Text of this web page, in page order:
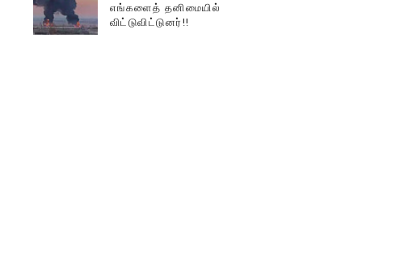
எங்களைத் தனிமையில்
விட்டுவிட்டுனர்!!